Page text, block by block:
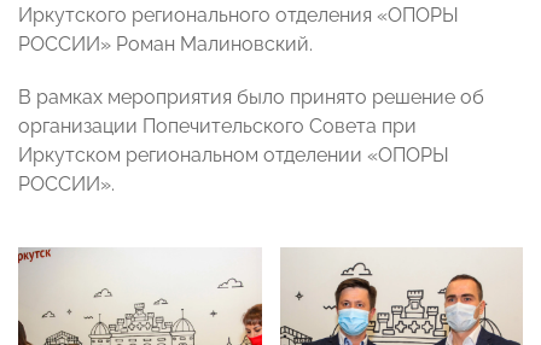
Иркутского регионального отделения «ОПОРЫ
РОССИИ» Роман Малиновский.
В рамках мероприятия было принято решение об
организации Попечительского Совета при
Иркутском региональном отделении «ОПОРЫ
РОССИИ».